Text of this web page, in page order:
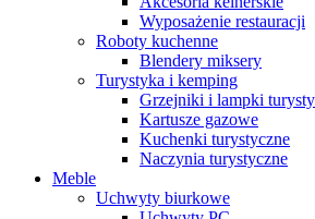
Wyposażenie restauracji
Roboty kuchenne
Blendery miksery
Turystyka i kemping
Grzejniki i lampki
Kartusze gazowe
Kuchenki turystyczne
Naczynia turystyczne
Meble
Uchwyty biurkowe